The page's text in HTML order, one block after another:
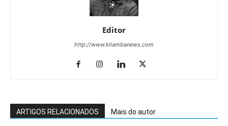
Editor
http://www.kilambanews.com
ARTIGOS RELACIONADOS Mais do autor